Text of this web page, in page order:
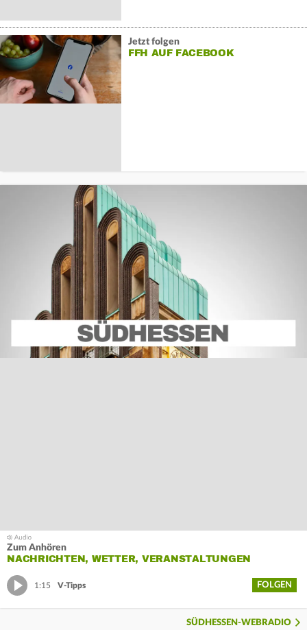
Jetzt folgen
FFH AUF FACEBOOK
Zum Anhören
NACHRICHTEN, WETTER, VERANSTALTUNGEN
1:15 V-Tipps FOLGEN
SÜDHESSEN-WEBRADIO